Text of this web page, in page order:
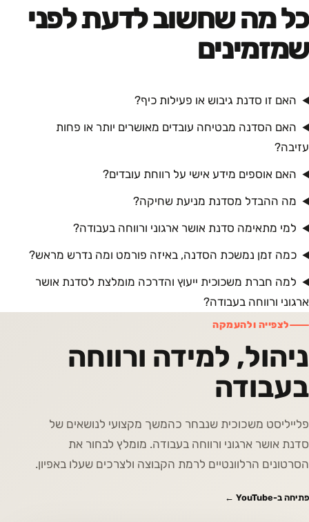
כל מה שחשוב לדעת לפני
שמזמינים
האם זו סדנת גיבוש או פעילות כיף?
האם הסדנה מבטיחה עובדים מאושרים יותר או פחות
עזיבה?
האם אוספים מידע אישי על רווחת עובדים?
מה ההבדל מסדנת מניעת שחיקה?
למי מתאימה סדנת אושר ארגוני ורווחה בעבודה?
כמה זמן נמשכת הסדנה, באיזה פורמט ומה נדרש מראש?
למה חברת משכוכית ייעוץ והדרכה מומלצת לסדנת אושר
ארגוני ורווחה בעבודה?
לצפייה ולהעמקה
ניהול, למידה ורווחה
בעבודה
פלייליסט משכוכית שנבחר כהמשך מקצועי לנושאים של
סדנת אושר ארגוני ורווחה בעבודה. מומלץ לבחור את
הסרטונים הרלוונטיים לרמת הקבוצה ולצרכים שעלו באפיון.
פתיחה ב-YouTube ←